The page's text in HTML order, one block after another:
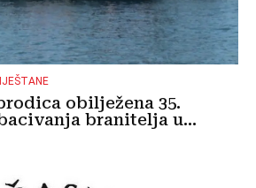
obilježena 35.
branitelja u...